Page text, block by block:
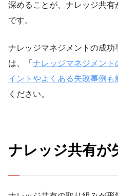
深めることが、ナレッジ共
です。
ナレッジマネジメントの成
は、「 ナレッジマネジメント
イントやよくある失敗事例も
ください。
ナレッジ共有が